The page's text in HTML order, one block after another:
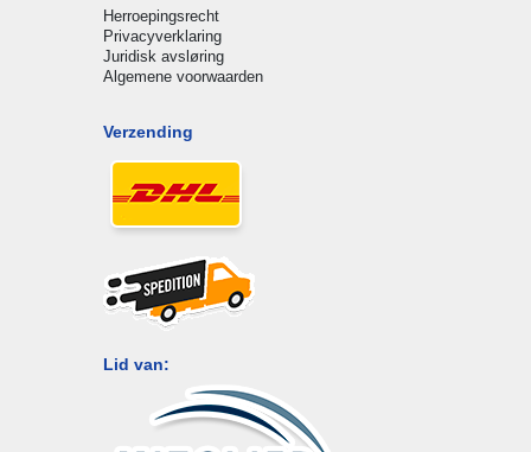
Herroepingsrecht
Privacyverklaring
Juridisk avsløring
Algemene voorwaarden
Verzending
Lid van: